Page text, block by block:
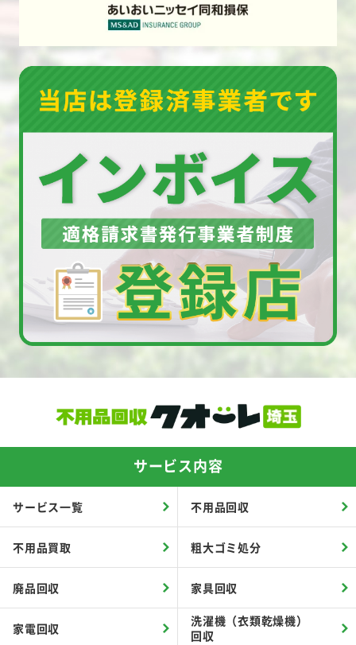
サービス内容
サービス一覧 不用品回収
不用品買取 粗大ゴミ処分
廃品回収 家具回収
家電回収
洗濯機（衣類乾燥機）
回収